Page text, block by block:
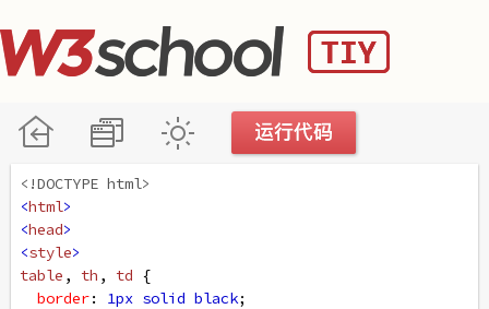
<!DOCTYPE html>
<html>
<head>
<style>
table , th , td {
border: 1px solid black;